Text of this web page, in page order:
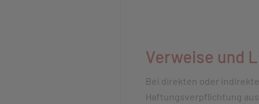
Verweise und
Bei direkten oder
Haftungsverpflichtung